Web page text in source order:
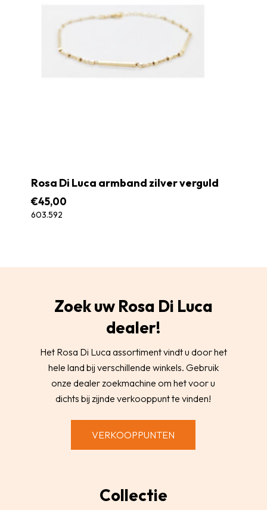
Rosa Di Luca armband zilver verguld
€45,00
603.592
Zoek uw Rosa Di Luca
dealer!
Het Rosa Di Luca assortiment vindt u door het
hele land bij verschillende winkels. Gebruik
onze dealer zoekmachine om het voor u
dichts bij zijnde verkooppunt te vinden!
VERKOOPPUNTEN
Collectie